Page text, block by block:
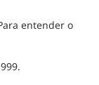
entender o